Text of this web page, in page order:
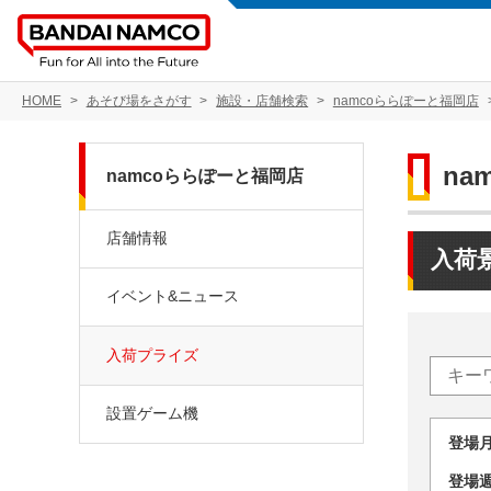
HOME あそび場をさがす 施設・店舗検索 namcoららぽーと福岡店
入荷
登
登
namcoららぽーと福岡店
店舗情報
イベント&ニュース
入荷プライズ
設置ゲーム機